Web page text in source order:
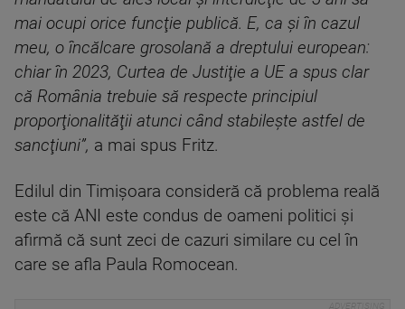
mai ocupi orice funcţie publică. E, ca şi în cazul
meu, o încălcare grosolană a dreptului european:
chiar în 2023, Curtea de Justiţie a UE a spus clar
că România trebuie să respecte principiul
proporţionalităţii atunci când stabileşte astfel de
sancţiuni”, a mai spus Fritz.
Edilul din Timişoara consideră că problema reală
este că ANI este condus de oameni politici şi
afirmă că sunt zeci de cazuri similare cu cel în
care se afla Paula Romocean.